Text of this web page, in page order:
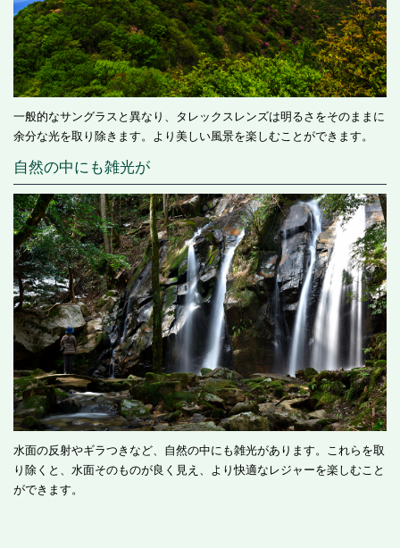
一般的なサングラスと異なり、タレックスレンズは明るさをそのままに
余分な光を取り除きます。より美しい風景を楽しむことができます。
自然の中にも雑光が
水面の反射やギラつきなど、自然の中にも雑光があります。これらを取
り除くと、水面そのものが良く見え、より快適なレジャーを楽しむこと
ができます。